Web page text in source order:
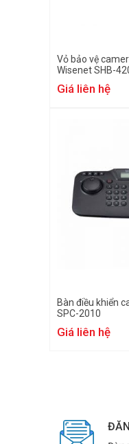
Vỏ bảo vệ
Wisenet SHB-
Giá liên hệ
Bàn điều khiển
SPC-2010
Giá liên hệ